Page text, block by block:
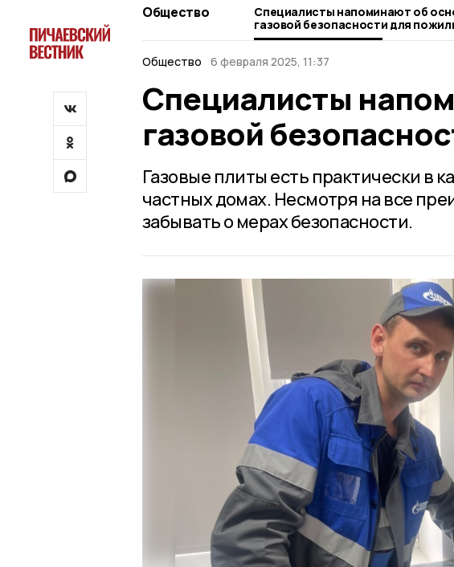
Общество
Специалисты напоминают об
газовой безопасности для
Общество
6 февраля 2025, 11:37
Специалисты
газовой
Газовые плиты есть практически в
частных домах. Несмотря на все
забывать о мерах безопасности.